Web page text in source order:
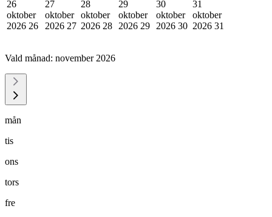
26
oktober
2026 26
27
oktober
2026 27
28
oktober
2026 28
29
oktober
2026 29
30
oktober
2026 30
31
oktober
2026 31
Vald månad: november 2026
mån
tis
ons
tors
fre